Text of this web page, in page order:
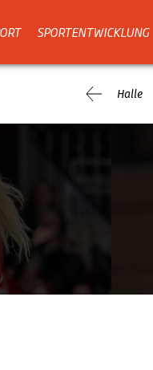
SPORTENTWICKLUNG
Halle